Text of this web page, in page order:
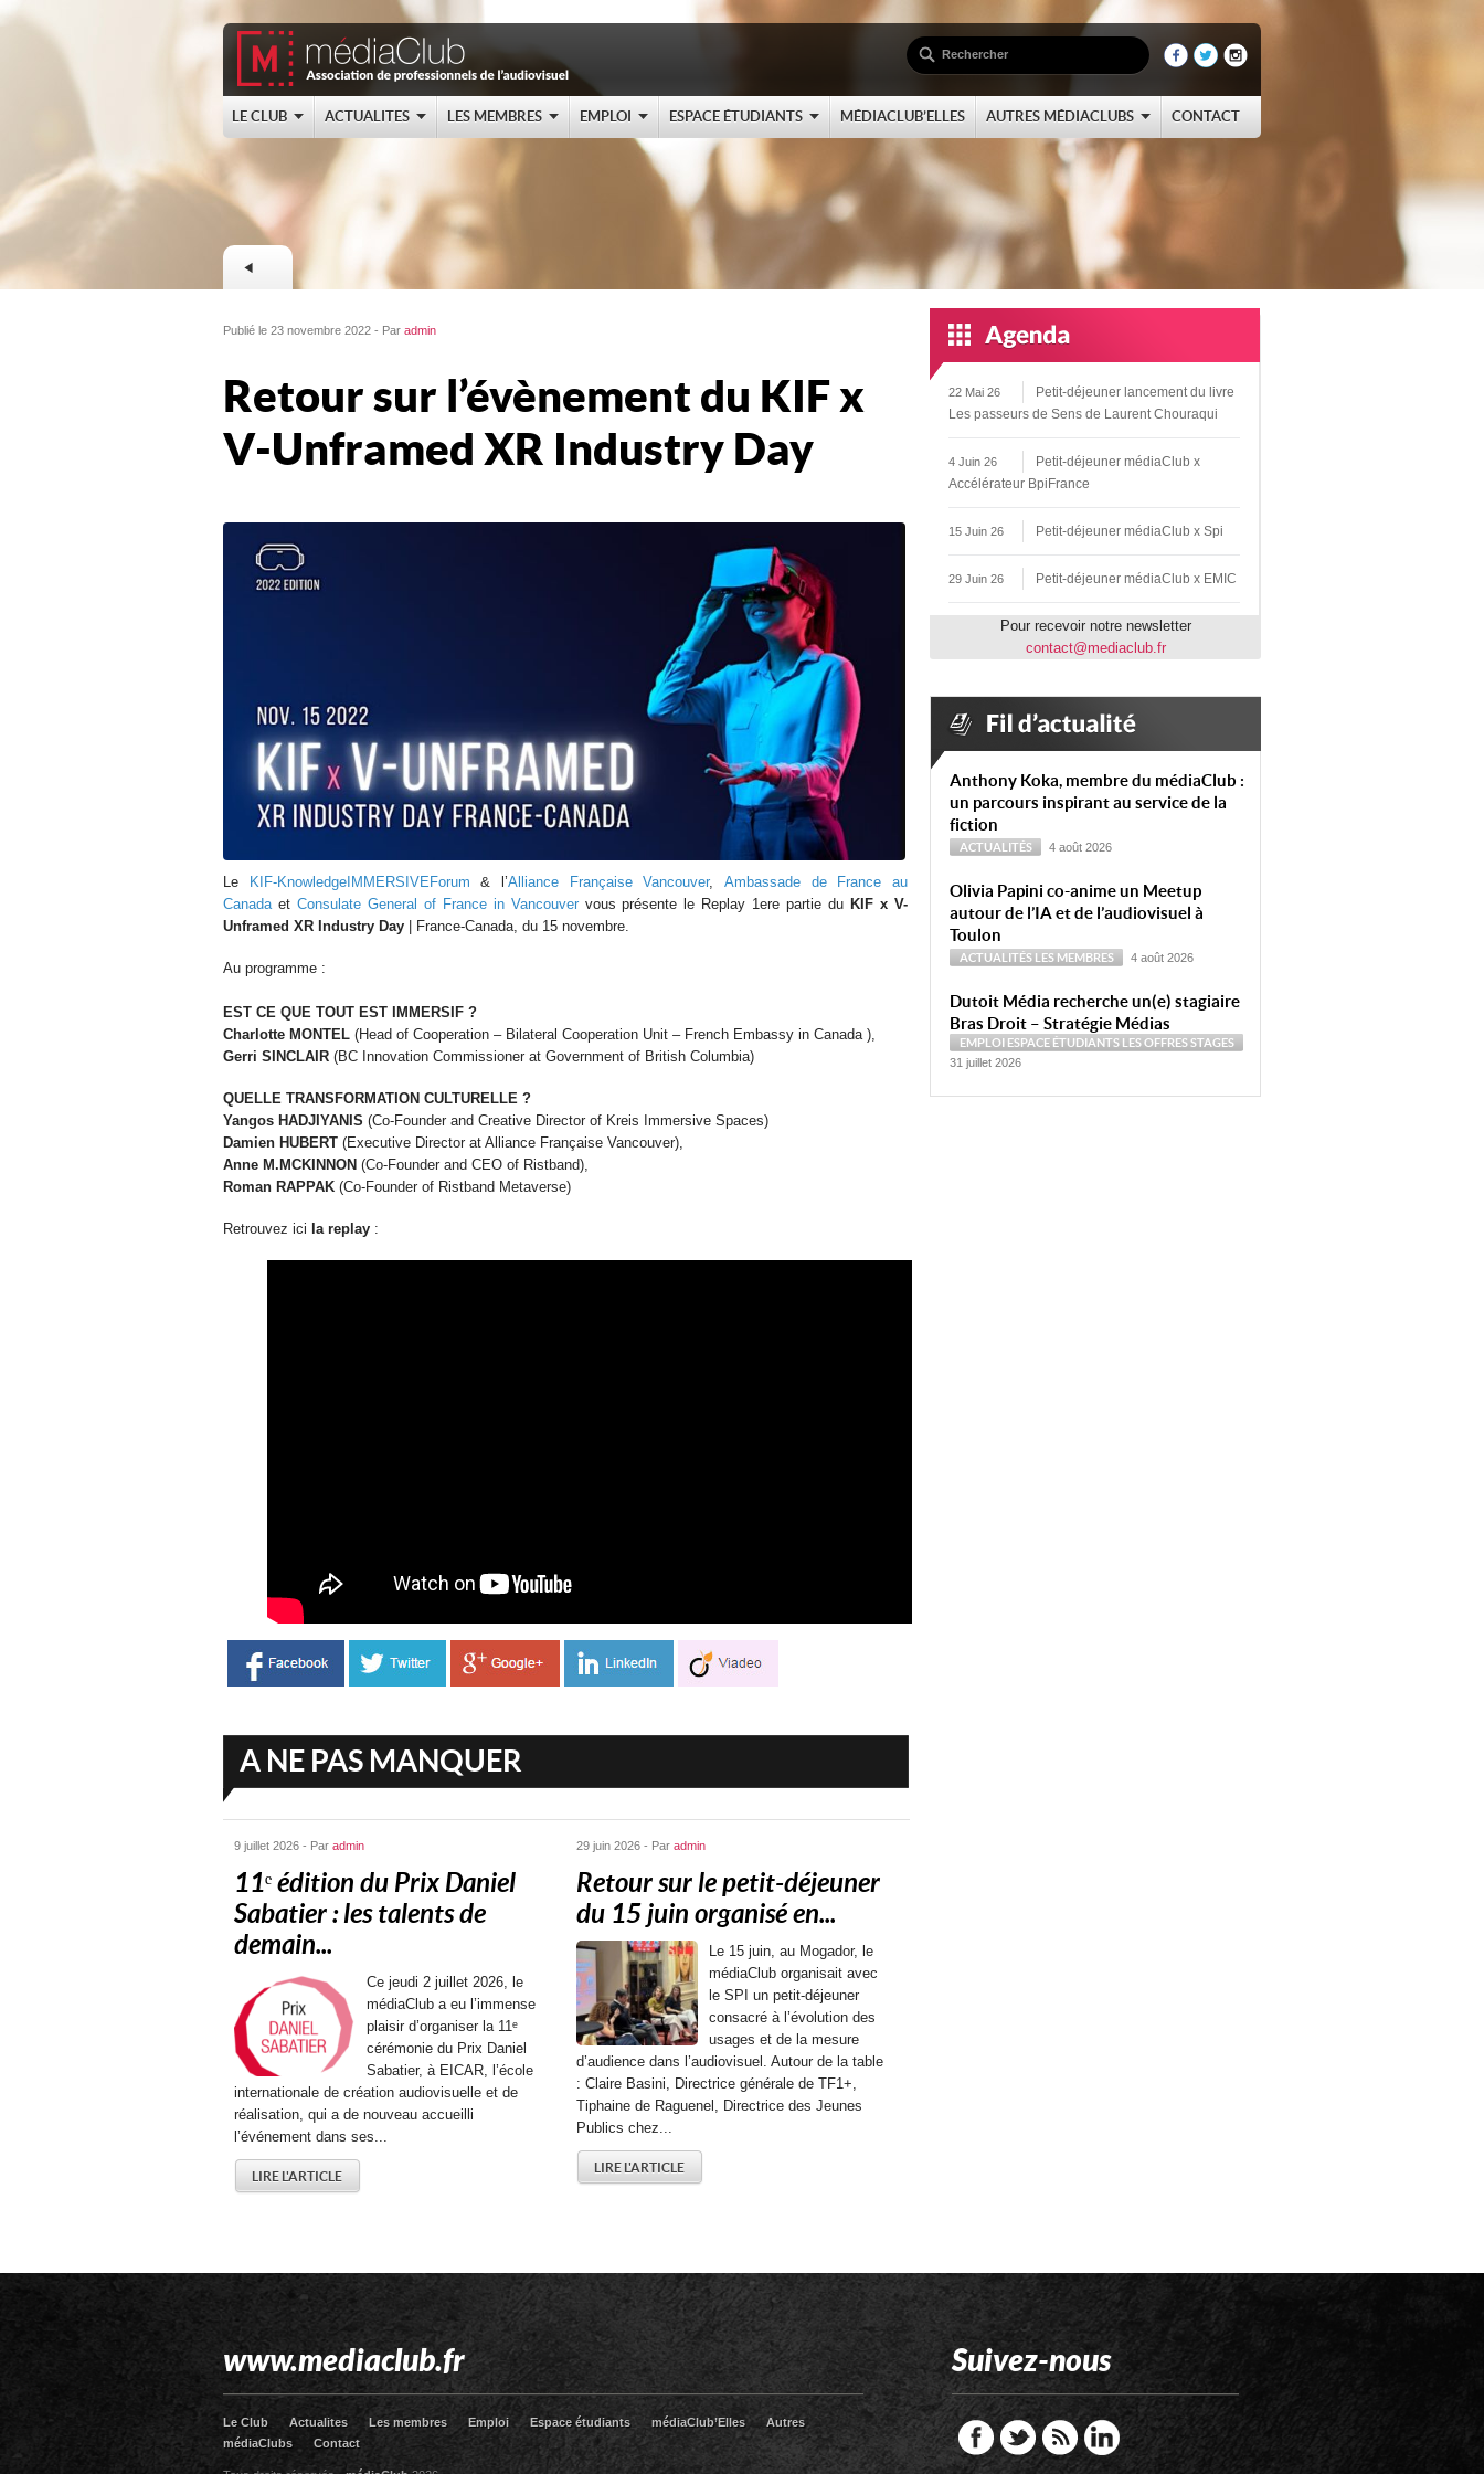
LE CLUB ACTUALITES LES MEMBRES EMPLOI ESPACE ÉTUDIANTS MÉDIACLUB’ELLES AUTRES MÉDIACLUBS CONTACT
Publié le 23 novembre 2022 - Par admin
Retour sur l’évènement du KIF x
V-Unframed XR Industry Day
Le KIF-KnowledgeIMMERSIVEForum & l’Alliance Française Vancouver,Ambassade de France au
Canada et Consulate General of France in Vancouvervous présente le Replay 1ere partie du KIF x V-
Unframed XR Industry Day
| France-Canada, du 15 novembre.
Au programme :
EST CE QUE TOUT EST IMMERSIF ?
Charlotte MONTEL (Head of Cooperation – Bilateral Cooperation Unit – French Embassy in Canada ),
Gerri SINCLAIR (BC Innovation Commissioner at Government of British Columbia)
QUELLE TRANSFORMATION CULTURELLE ?
Yangos HADJIYANIS (Co-Founder and Creative Director of Kreis Immersive Spaces)
Damien HUBERT (Executive Director at Alliance Française Vancouver),
Anne M.MCKINNON (Co-Founder and CEO of Ristband),
Roman RAPPAK (Co-Founder of Ristband Metaverse)
Retrouvez ici la replay :
A NE PAS MANQUER
9 juillet 2026 - Par admin
11ᵉ édition du Prix Daniel
Sabatier : les talents de
demain...
Ce jeudi 2 juillet 2026, le
médiaClub a eu l’immense
plaisir d’organiser la 11ᵉ
cérémonie du Prix Daniel
Sabatier, à EICAR, l’école
internationale de création audiovisuelle et de
réalisation, qui a de nouveau accueilli
l’événement dans ses...
LIRE L'ARTICLE
29 juin 2026 - Par admin
Retour sur le petit-déjeuner
du 15 juin organisé en...
Le 15 juin, au Mogador, le
médiaClub organisait avec
le SPI un petit-déjeuner
consacré à l’évolution des
usages et de la mesure
d’audience dans l’audiovisuel. Autour de la table
: Claire Basini, Directrice générale de TF1+,
Tiphaine de Raguenel, Directrice des Jeunes
Publics chez...
LIRE L'ARTICLE
22 Mai 26
Petit-déjeuner lancement du livre
Les passeurs de Sens de Laurent Chouraqui
4 Juin 26
Petit-déjeuner médiaClub x
Accélérateur BpiFrance
15 Juin 26 Petit-déjeuner médiaClub x Spi
29 Juin 26 Petit-déjeuner médiaClub x EMIC
Pour recevoir notre newsletter
contact@mediaclub.fr
Anthony Koka, membre du médiaClub :
un parcours inspirant au service de la
fiction
ACTUALITÉS 4 août 2026
Olivia Papini co-anime un Meetup
autour de l’IA et de l’audiovisuel à
Toulon
ACTUALITÉS LES MEMBRES 4 août 2026
Dutoit Média recherche un(e) stagiaire
Bras Droit – Stratégie Médias
EMPLOI ESPACE ÉTUDIANTS LES OFFRESSTAGES
31 juillet 2026
www.mediaclub.fr
Le Club Actualites Les membres Emploi Espace étudiants médiaClub’Elles
Autres
médiaClubs
Contact
Suivez-nous
FacebookTwitter RSS LinkedIn